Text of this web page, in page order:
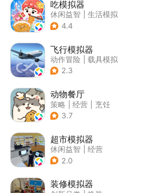
吃模拟器
休闲益智
生活模拟
| 美食
4.4
飞行模拟器
动作冒险
载具模拟
| 飞机
2.3
动物餐厅
策略 经营
烹饪
| 宠物
3.7
超市模拟器
休闲益智
经营
| 文字游戏
2.0
装修模拟器